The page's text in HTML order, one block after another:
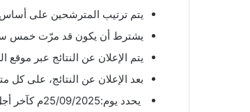
يتم ترتيب المترشحين على أساس
يشترط أن يكون قد مرّت خمس
يتم الإعلان عن النتائج عبر موقع الكلية
بعد الإعلان عن النتائج، على
يحدد يوم:25/09/2025م كآخر أجل لتقديم الملفات الأصلية والتسجيل.